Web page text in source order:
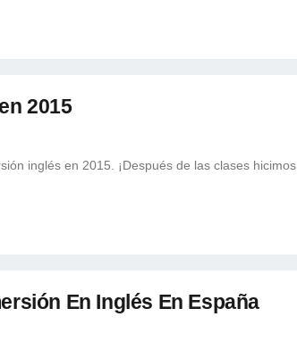
2015
inglés en 2015. ¡Después de las clases hicimos
En Inglés En España